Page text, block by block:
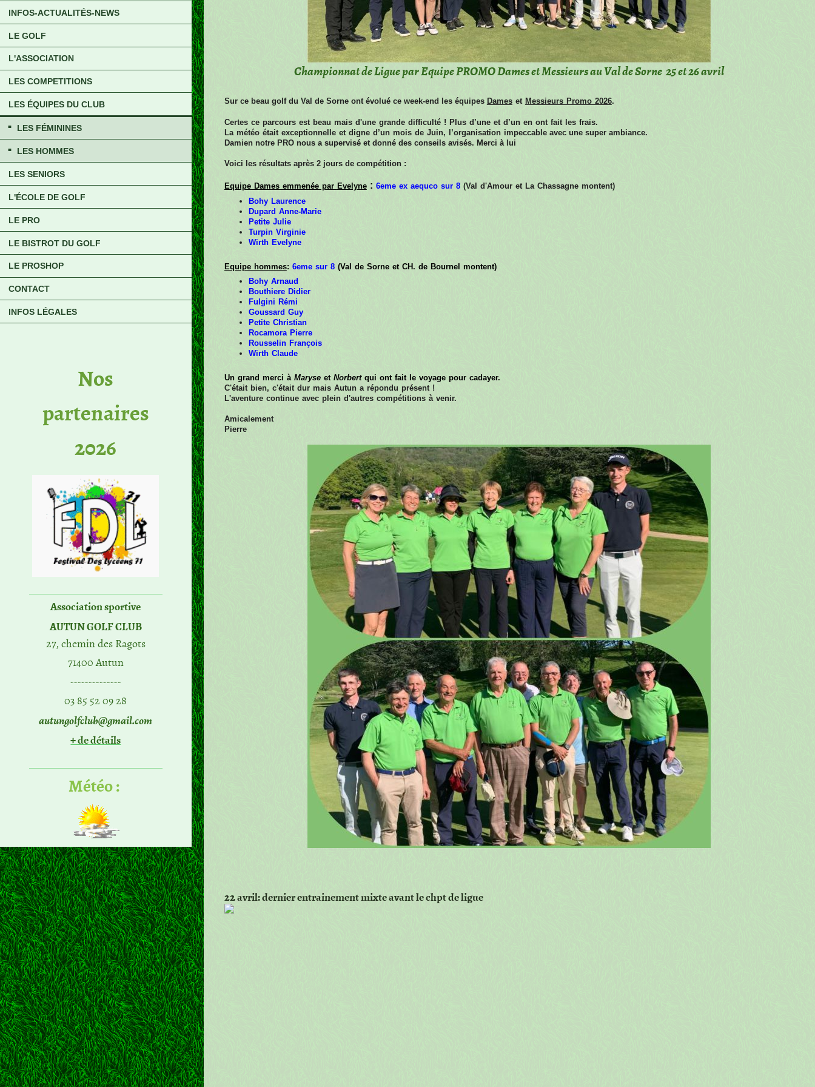
INFOS-ACTUALITÉS-NEWS
LE GOLF
L'ASSOCIATION
LES COMPETITIONS
LES ÉQUIPES DU CLUB
LES FÉMININES
LES HOMMES
LES SENIORS
L'ÉCOLE DE GOLF
LE PRO
LE BISTROT DU GOLF
LE PROSHOP
CONTACT
INFOS LÉGALES
No​s
partenaires
2026
Association sportive
AUTUN GOLF CLUB
27, chemin des Ragots
71400 Autun
--------------
03 85 52 09 28
autungolfclub@gmail.com
+ de détails
Météo :
Championnat de Ligue par Equipe PROMO Dames et Messieurs au Val de Sorne 25 et 26 avril
Sur ce beau golf du Val de Sorne ont évolué ce week-end les équipes Dameset Messieurs Promo 2026.
Certes ce parcours est beau mais d'une grande difficulté ! Plus d’une et d’un en ont fait les frais.
La météo était exceptionnelle et digne d’un mois de Juin, l’organisation impeccable avec une super ambiance.
Damien notre PRO nous a supervisé et donné des conseils avisés. Merci à lui
Voici les résultats après 2 jours de compétition :
Equipe Dames emmenée par Evelyne : 6eme ex aequco sur 8 (Val d'Amour et La Chassagne montent)
Bohy Laurence
Dupard Anne-Marie
Petite Julie
Turpin Virginie
Wirth Evelyne
Equipe hommes: 6eme sur 8 (Val de Sorne et CH. de Bournel montent)
Bohy Arnaud
Bouthiere Didier
Fulgini Rémi
Goussard Guy
Petite Christian
Rocamora Pierre
Rousselin François
Wirth Claude
Un grand merci à Maryseet Norbertqui ont fait le voyage pour cadayer.
C'était bien, c'était dur mais Autun a répondu présent !
L'aventure continue avec plein d'autres compétitions à venir.
Amicalement
Pierre
22 avril: dernier entrainement mixte avant le chpt de ligue